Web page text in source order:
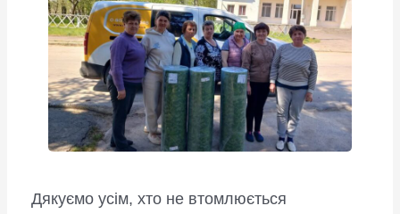
Дякуємо усім, хто не втомлюється